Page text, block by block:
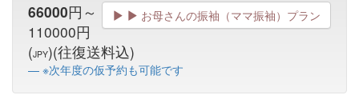
お母さんの振袖（ママ振袖）プラン
66000円～
110000円
(JPY)(往復送料込)
※次年度の仮予約も可能です